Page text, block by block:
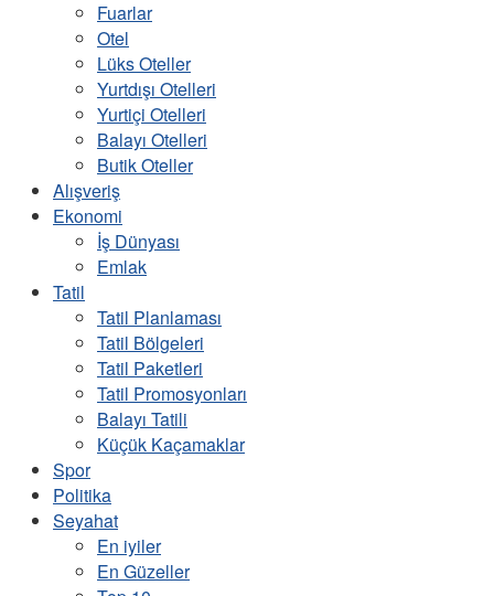
Fuarlar
Otel
Lüks Oteller
Yurtdışı Otelleri
Yurtiçi Otelleri
Balayı Otelleri
Butik Oteller
Alışveriş
Ekonomi
İş Dünyası
Emlak
Tatil
Tatil Planlaması
Tatil Bölgeleri
Tatil Paketleri
Tatil Promosyonları
Balayı Tatili
Küçük Kaçamaklar
Spor
Politika
Seyahat
En iyiler
En Güzeller